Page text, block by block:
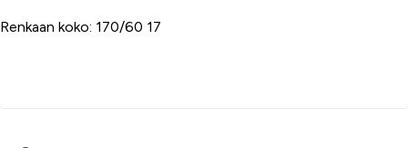
Renkaan koko: 170/60 17